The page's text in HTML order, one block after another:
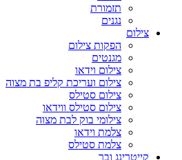
תזמורת
נגנים
צילום
הפקות צילום
מגנטים
צילום וידאו
צילום ועריכת קליפ בת מצוה
צילום סטילס
צילום סטילס ווידאו
צילומי בוק לבת מצוה
צלמת וידאו
צלמת סטילס
קייטרינג ובר